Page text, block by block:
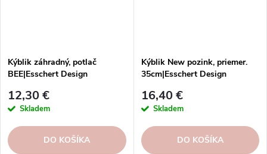
Kýblik záhradný, potlač
BEE|Esschert Design
12,30 €
Skladem
DO KOŠÍKA
Kýblik New pozink, priemer.
35cm|Esschert Design
16,40 €
Skladem
DO KOŠÍKA